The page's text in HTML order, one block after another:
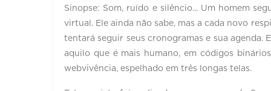
Sinopse: Som, ruído e silêncio... Um homem
virtual. Ele ainda não sabe, mas a cada novo
tentará seguir seus cronogramas e sua agenda.
aquilo que é mais humano, em códigos
webvivência, espelhado em três longas telas.